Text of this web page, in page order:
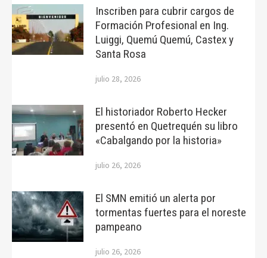
Inscriben para cubrir cargos de
Formación Profesional en Ing.
Luiggi, Quemú Quemú, Castex y
Santa Rosa
julio 28, 2026
El historiador Roberto Hecker
presentó en Quetrequén su libro
«Cabalgando por la historia»
julio 26, 2026
El SMN emitió un alerta por
tormentas fuertes para el noreste
pampeano
julio 26, 2026